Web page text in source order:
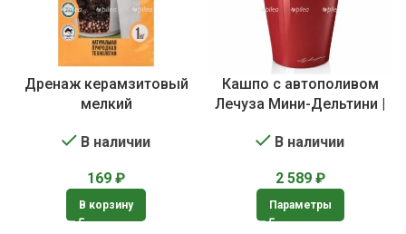
Дренаж керамзитовый
мелкий
В наличии
169 ₽
В корзину
Кашпо с автополивом
Лечуза Мини-Дельтини |
В наличии
2 589 ₽
Параметры